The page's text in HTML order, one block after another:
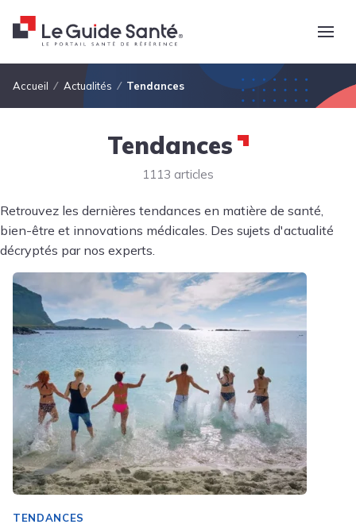
Fil d'Ariane
Accueil Actualités Tendances
Tendances
1113 articles
Retrouvez les dernières tendances en matière de santé,
bien-être et innovations médicales. Des sujets d'actualité
décryptés par nos experts.
TENDANCES